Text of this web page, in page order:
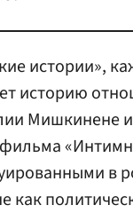
истории»,
историю
Мишкинене
в
как